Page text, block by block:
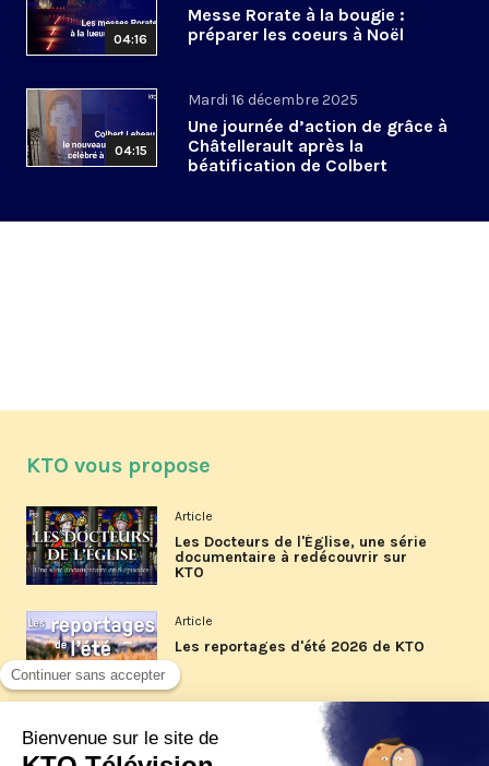
04:16
Messe Rorate à la bougie :
préparer les coeurs à Noël
04:15
Mardi 16 décembre 2025
Une journée d’action de grâce à
Châtellerault après la
béatification de Colbert
KTO vous propose
Article
Les Docteurs de l'Église, une série
documentaire à redécouvrir sur
KTO
Article
Les reportages d'été 2026 de KTO
La visite pastorale du pape Léon
XIV à Assise à suivre sur KTO le